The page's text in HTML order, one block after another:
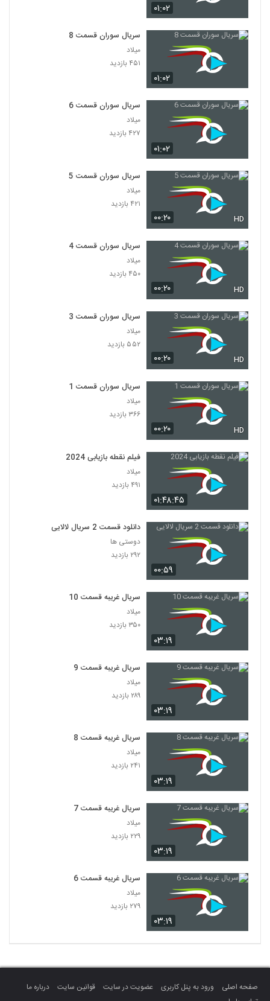
۰۱:۰۲
۰۱:۰۲
سریال سوران قسمت 8
میلاد
۴۵۱ بازدید
۰۱:۰۲
سریال سوران قسمت 6
میلاد
۴۲۷ بازدید
۰۰:۲۰ HD
سریال سوران قسمت 5
میلاد
۴۲۱ بازدید
۰۰:۲۰ HD
سریال سوران قسمت 4
میلاد
۴۵۰ بازدید
۰۰:۲۰ HD
سریال سوران قسمت 3
میلاد
۵۵۲ بازدید
۰۰:۲۰ HD
سریال سوران قسمت 1
میلاد
۳۶۶ بازدید
۰۱:۴۸:۴۵
فیلم نقطه بازیابی 2024
میلاد
۴۹۱ بازدید
۰۰:۵۹
دانلود قسمت 2 سریال لالایی
دوستی ها
۲۹۲ بازدید
۰۳:۱۹
سریال غریبه قسمت 10
میلاد
۳۵۰ بازدید
۰۳:۱۹
سریال غریبه قسمت 9
میلاد
۲۸۹ بازدید
۰۳:۱۹
سریال غریبه قسمت 8
میلاد
۲۴۱ بازدید
۰۳:۱۹
سریال غریبه قسمت 7
میلاد
۲۲۹ بازدید
۰۳:۱۹
سریال غریبه قسمت 6
میلاد
۲۷۹ بازدید
صفحه اصلی ورود به پنل کاربری عضویت در سایت قوانین سایت
درباره ما